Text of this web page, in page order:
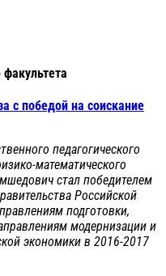
с победой на соискание
педагогического
математического
стал победителем
Российской
подготовки,
модернизации и
экономики в 2016-2017